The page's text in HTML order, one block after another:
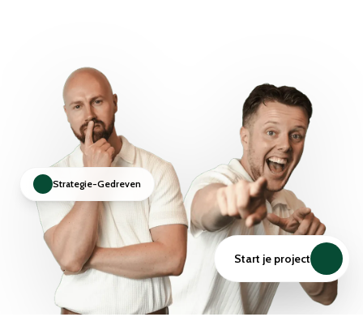
Strategie-Gedreven
Start je project